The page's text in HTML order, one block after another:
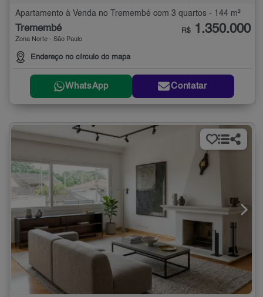
Apartamento à Venda no Tremembé com 3 quartos - 144 m²
Tremembé
Zona Norte - São Paulo
Endereço no círculo do mapa
R$ 1.350.000
WhatsApp Contatar